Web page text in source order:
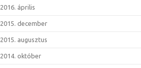
2016. április
2015. december
2015. augusztus
2014. október